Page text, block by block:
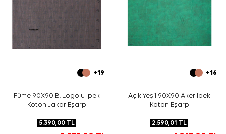
+19
Füme 90X90 B. Logolu İpek
Koton Jakar Eşarp
5.390,00TL
+16
Açık Yeşil 90X90 Aker İpek
Koton Eşarp
2.590,01 TL